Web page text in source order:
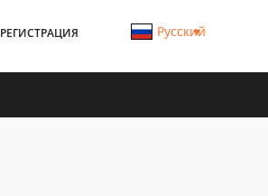
РЕГИСТРАЦИЯ Русский